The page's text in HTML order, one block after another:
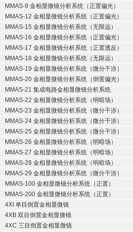
MMAS-9 金相显微镜分析系统（正置偏光）
MMAS-12 金相显微镜分析系统（正置偏光）
MMAS-15 金相显微镜分析系统（无限远）
MMAS-16 金相显微镜分析系统（正置偏光）
MMAS-17 金相显微镜分析系统（正置透反）
MMAS-18 金相显微镜分析系统（无限远）
MMAS-19 金相显微镜分析系统（微分干涉）
MMAS-20 金相显微镜分析系统（倒置偏光）
MMAS-21 集成电路金相显微镜分析系统
MMAS-22 金相显微镜分析系统（明暗场）
MMAS-23 金相显微镜分析系统（微分干涉）
MMAS-24 金相显微镜分析系统（微分干涉）
MMAS-25 金相显微镜分析系统（微分干涉）
MMAS-26 金相显微镜分析系统（明暗场）
MMAS-27 金相显微镜分析系统（明暗场）
MMAS-28 金相显微镜分析系统（明暗场）
MMAS-29 金相显微镜分析系统（微分干涉）
MMAS-100 金相显微镜分析系统（正置）
MMAS-200 金相显微镜分析系统（正置）
4XI 单目倒置金相显微镜
4XB 双目倒置金相显微镜
4XC 三目倒置金相显微镜